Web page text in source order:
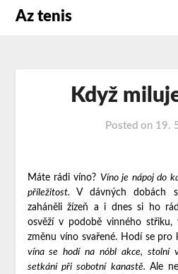
Az tenis
Když
Posted on 19.
Máte rádi víno? Víno je nápoj do
příležitost. V dávných dobách
zaháněli žízeň a i dnes si ho
osvěží v podobě vinného
změnu víno svařené. Hodí se
vína se hodí na nóbl akce, stolní
setkání při sobotní kanastě. Ale